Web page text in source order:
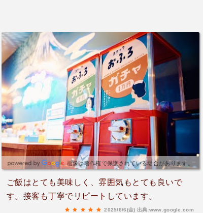
画像は著作権で保護されている場合があります。
ご飯はとても美味しく、雰囲気もとても良いで
す。接客も丁寧でリピートしています。
2025/6/6(金) 出典:www.google.com